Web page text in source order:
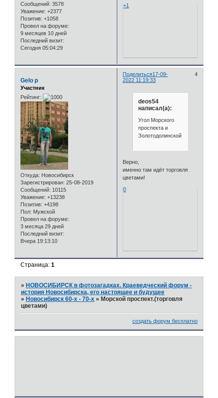
Сообщений: 3578
Уважение: +2377
Позитив: +1058
Провел на форуме:
9 месяцев 10 дней
Последний визит:
Сегодня 05:04:29
+1
Поделиться 4
17-09-
2022 11:19:33
Gelo p
Участник
Рейтинг:
Откуда: Новосибирск
Зарегистрирован: 25-08-2019
Сообщений: 10115
Уважение: +13238
Позитив: +4198
Пол: Мужской
Провел на форуме:
3 месяца 29 дней
Последний визит:
Вчера 19:13:10
deos54
написал(а):
Угол Морского
проспекта и
Золотодолинской
Верно,
именно там идёт торговля
цветами!
0
Страница:1
»НОВОСИБИРСК в фотозагадках. Краеведческий форум -
история Новосибирска, его настоящее и будущее
»Новосибирск 60-х - 70-х »Морской проспект.(торговля
цветами)
создать форум бесплатно